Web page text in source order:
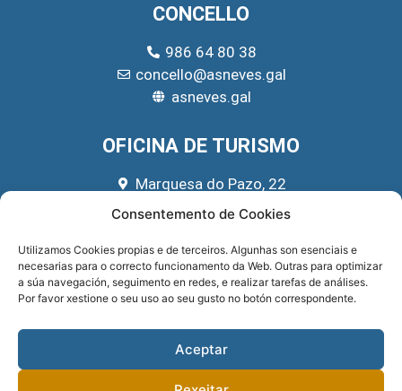
Consentemento de Cookies
Utilizamos Cookies propias e de terceiros. Algunhas son esenciais e
necesarias para o correcto funcionamento da Web. Outras para optimizar
a súa navegación, seguimento en redes, e realizar tarefas de análises.
Por favor xestione o seu uso ao seu gusto no botón correspondente.
Aceptar
CONCELLO
986 64 80 38
concello@asneves.gal
asneves.gal
OFICINA DE TURISMO
Marquesa do Pazo, 22
666 39 45 65
REDES SOCIAIS